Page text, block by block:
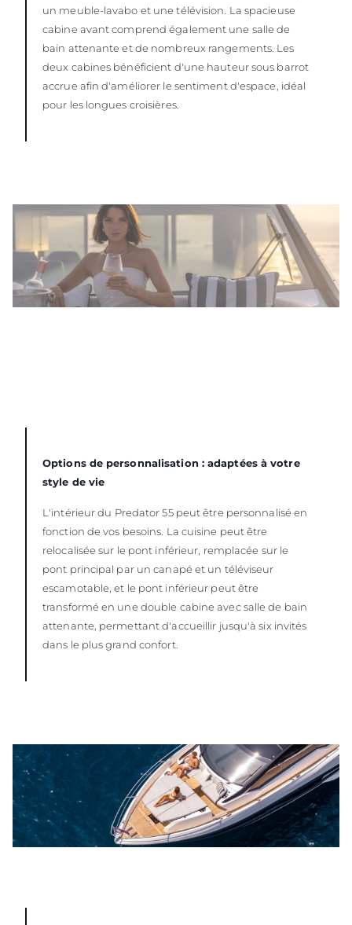
un meuble-lavabo et une télévision. La spacieuse
cabine avant comprend également une salle de
bain attenante et de nombreux rangements. Les
deux cabines bénéficient d'une hauteur sous barrot
accrue afin d'améliorer le sentiment d'espace, idéal
pour les longues croisières.
Options de personnalisation : adaptées à votre
style de vie
L'intérieur du Predator 55 peut être personnalisé en
fonction de vos besoins. La cuisine peut être
relocalisée sur le pont inférieur, remplacée sur le
pont principal par un canapé et un téléviseur
escamotable, et le pont inférieur peut être
transformé en une double cabine avec salle de bain
attenante, permettant d'accueillir jusqu'à six invités
dans le plus grand confort.